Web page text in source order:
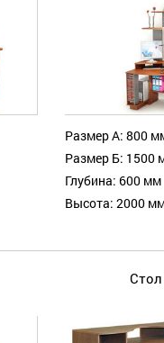
Размер А: 800
Размер Б: 1500
Глубина: 600 мм
Высота: 2000
Стол